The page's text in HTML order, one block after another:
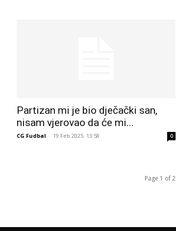
Partizan mi je bio dječački san,
nisam vjerovao da će mi...
CG Fudbal - 19 Feb 2025. 13:58 0
Page 1 of 2